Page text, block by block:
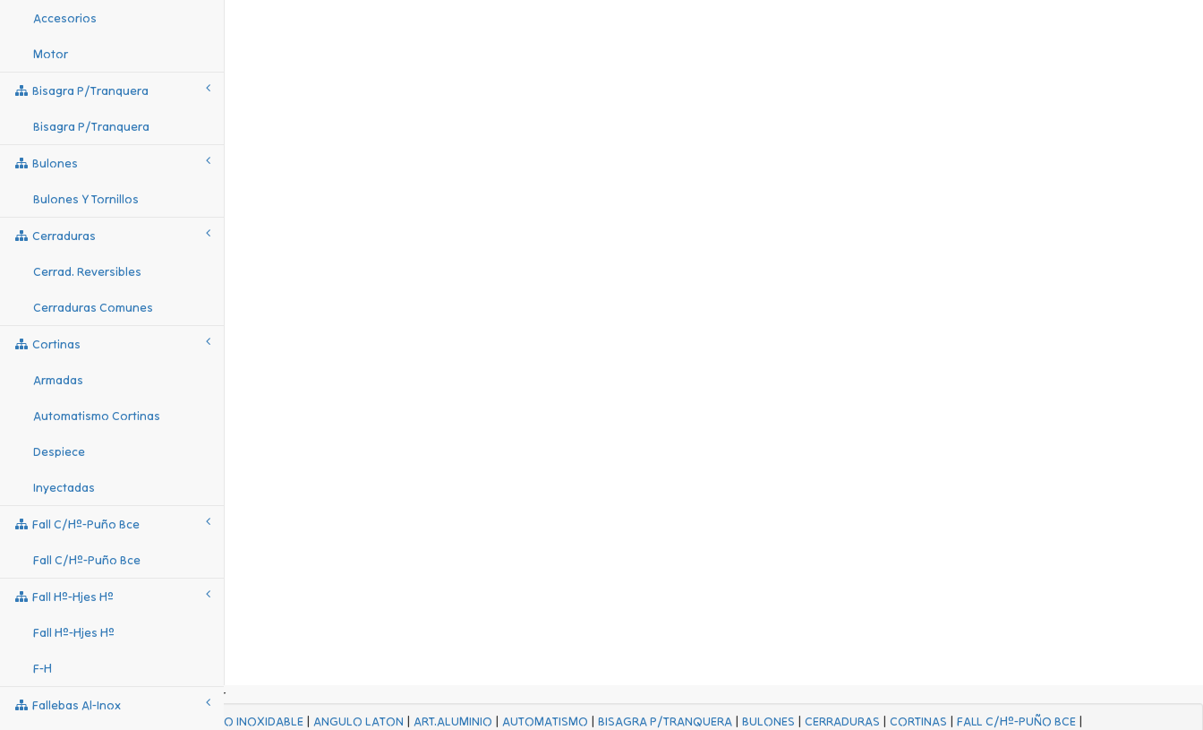
Accesorios
Motor
Bisagra P/tranquera
Bisagra P/tranquera
Bulones
Bulones Y Tornillos
Cerraduras
Cerrad. Reversibles
Cerraduras Comunes
Cortinas
Armadas
Automatismo Cortinas
Despiece
Inyectadas
Fall C/hº-Puño Bce
Fall C/hº-Puño Bce
Fall Hº-Hjes Hº
Fall Hº-Hjes Hº
F-H
Fallebas Al-Inox
ACERO INOXIDABLE| ANGULO LATON | ART.ALUMINIO | AUTOMATISMO | BISAGRA P/TRANQUERA| BULONES | CERRADURAS | CORTINAS | FALL C/Hº-PUÑO BCE|